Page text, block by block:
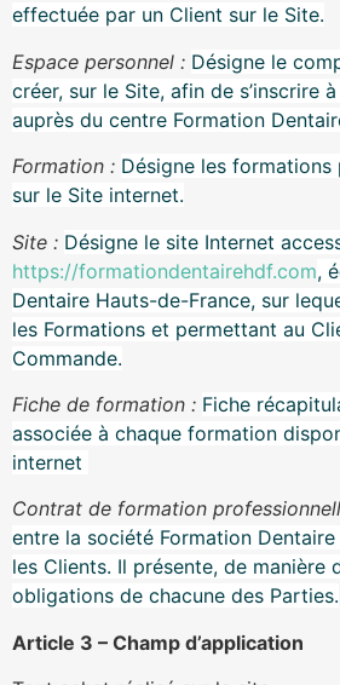
effectuée par un Client sur le Site.
Espace personnel : Désigne le
créer, sur le Site, afin de s’inscrire
auprès du centre Formation
Formation : Désigne les
sur le Site internet.
Site : Désigne le site Internet
https://formationdentairehdf.com,
Dentaire Hauts-de-France, sur
les Formations et permettant au
Commande.
Fiche de formation : Fiche
associée à chaque formation
internet
Contrat de formation
entre la société Formation
les Clients. Il présente, de manière
obligations de chacune des Parties.
Article 3 – Champ d’application